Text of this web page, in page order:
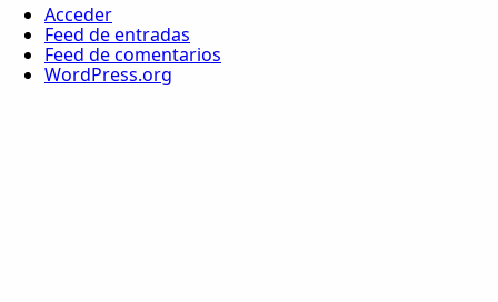
Acceder
Feed de entradas
Feed de comentarios
WordPress.org